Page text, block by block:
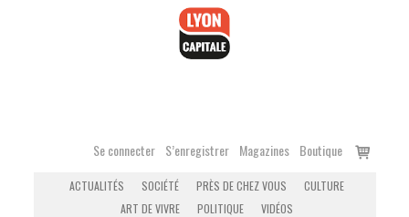
Se connecter S’enregistrer Magazines Boutique
Voir
ACTUALITÉS SOCIÉTÉ PRÈS DE CHEZ VOUS
CULTURE
ART DE VIVRE
POLITIQUE VIDÉOS